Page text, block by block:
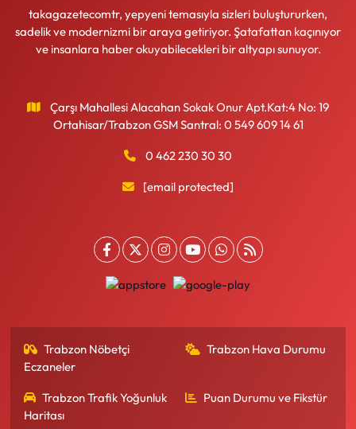
takagazetecomtr, yepyeni temasıyla sizleri buluştururken,
sadelik ve modernizmi bir araya getiriyor. Şatafattan kaçınıyor
ve insanlara haber okuyabilecekleri bir altyapı sunuyor.
Çarşı Mahallesi Alacahan Sokak Onur Apt.Kat:4 No: 19
Ortahisar/Trabzon GSM Santral: 0 549 609 14 61
0 462 230 30 30
[email protected]
Trabzon Nöbetçi
Eczaneler
Trabzon Hava Durumu
Trabzon Trafik Yoğunluk
Haritası
Puan Durumu ve Fikstür